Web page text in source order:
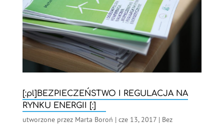
[:pl]BEZPIECZEŃSTWO I REGULACJA NA
RYNKU ENERGII [:]
utworzone przez Marta Boroń | cze 13, 2017| Bez